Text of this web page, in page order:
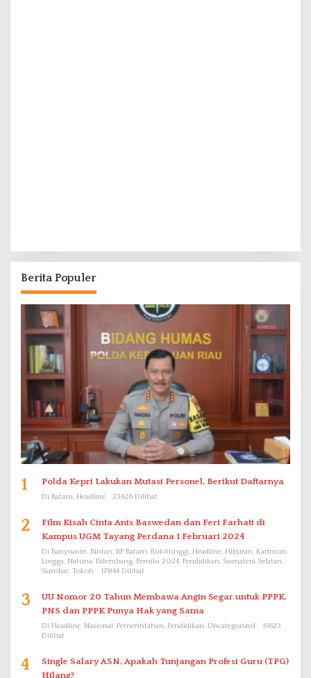
Berita Populer
1 Polda Kepri Lakukan Mutasi Personel, Berikut Daftarnya
Di Batam, Headline 23426 Dilihat
2
Film Kisah Cinta Anis Baswedan dan Feri Farhati di
Kampus UGM Tayang Perdana 1 Februari 2024
Di Banyuasin, Bintan, BP Batam, Bukittinggi, Headline, Hiburan, Karimun,
Lingga, Natuna, Palembang, Pemilu 2024, Pendidikan, Sumatera Selatan,
Sumbar, Tokoh
17844 Dilihat
3
UU Nomor 20 Tahun Membawa Angin Segar untuk PPPK.
PNS dan PPPK Punya Hak yang Sama
Di Headline, Nasional, Pemerintahan, Pendidikan, Uncategorized
15623
Dilihat
4
Single Salary ASN, Apakah Tunjangan Profesi Guru (TPG)
Hilang?